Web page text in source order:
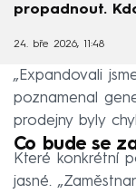
propadnout.
24. bře 2026, 11:48
„Expandovali
poznamenal
prodejny byly
Co bude se
Které konkrétní
jasné.